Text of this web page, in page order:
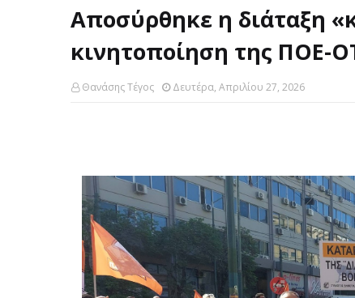
Αποσύρθηκε η διάταξη
κινητοποίηση της ΠΟΕ-
Θανάσης Τέγος Δευτέρα, Απριλίου 27, 2026